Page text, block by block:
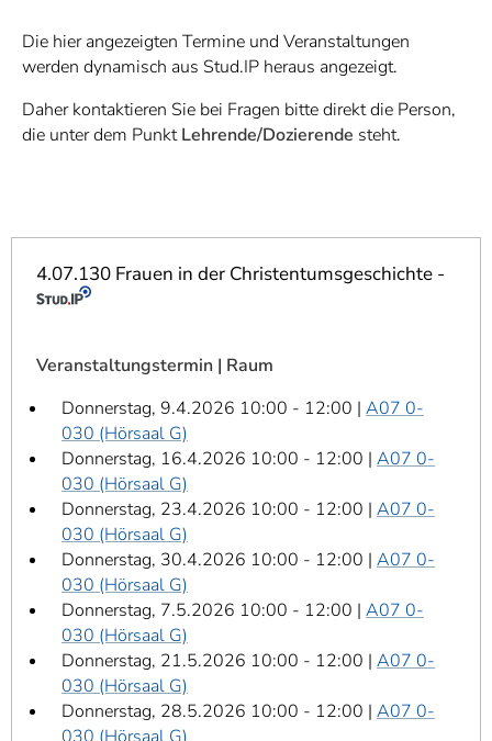
Zur
Brotkrumennavigation
7]
Informationen zur
Die hier angezeigten Termine und Veranstaltungen
werden dynamisch aus Stud.IP heraus angezeigt.
Daher kontaktieren Sie bei Fragen bitte direkt die Person,
die unter dem PunktLehrende/Dozierende steht.
4.07.130 Frauen in der Christentumsgeschichte -
Veranstaltungstermin | Raum
Donnerstag, 9.4.2026 10:00 - 12:00 | A07 0-
030 (Hörsaal G)
Donnerstag, 16.4.2026 10:00 - 12:00 | A07 0-
030 (Hörsaal G)
Donnerstag, 23.4.2026 10:00 - 12:00 | A07 0-
030 (Hörsaal G)
Donnerstag, 30.4.2026 10:00 - 12:00 | A07 0-
030 (Hörsaal G)
Donnerstag, 7.5.2026 10:00 - 12:00 | A07 0-
030 (Hörsaal G)
Donnerstag, 21.5.2026 10:00 - 12:00 | A07 0-
030 (Hörsaal G)
Donnerstag, 28.5.2026 10:00 - 12:00 | A07 0-